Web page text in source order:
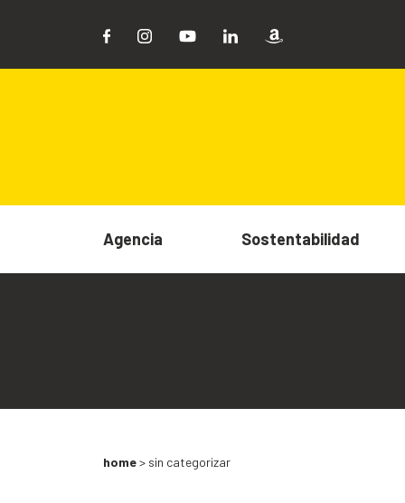
Agencia Sostentabilidad
home> sin categorizar